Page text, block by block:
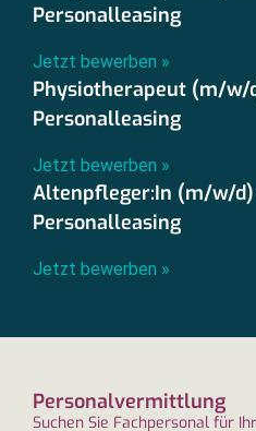
Personalleasing
Jetzt bewerben »
Physiotherapeut (m/
Personalleasing
Jetzt bewerben »
Altenpfleger:In (m/w/
Personalleasing
Jetzt bewerben »
Personalvermittlung
Suchen Sie Fachpersonal für